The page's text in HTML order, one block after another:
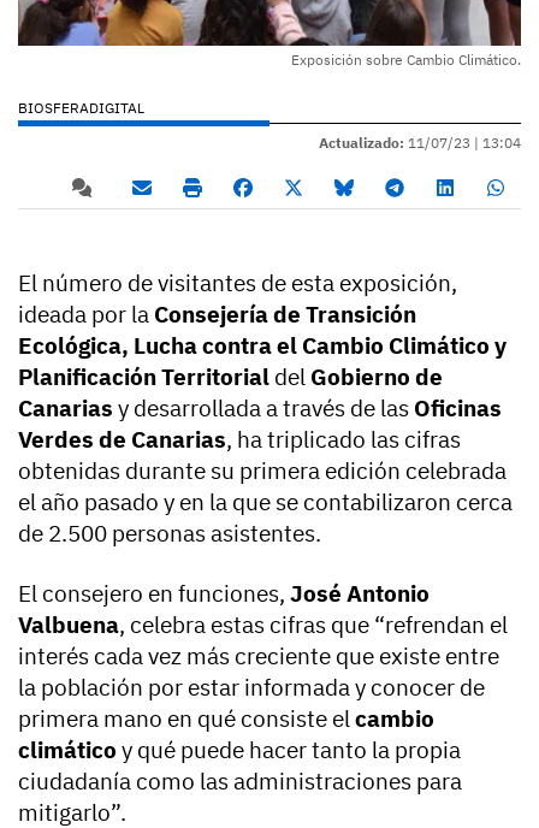
Exposición sobre Cambio Climático.
BIOSFERADIGITAL
Actualizado: 11/07/23 | 13:04
El número de visitantes de esta exposición,
ideada por la Consejería de Transición
Ecológica, Lucha contra el Cambio Climático y
Planificación Territorial del Gobierno de
Canarias y desarrollada a través de las Oficinas
Verdes de Canarias, ha triplicado las cifras
obtenidas durante su primera edición celebrada
el año pasado y en la que se contabilizaron cerca
de 2.500 personas asistentes.
El consejero en funciones, José Antonio
Valbuena, celebra estas cifras que “refrendan el
interés cada vez más creciente que existe entre
la población por estar informada y conocer de
primera mano en qué consiste el cambio
climático y qué puede hacer tanto la propia
ciudadanía como las administraciones para
mitigarlo”.